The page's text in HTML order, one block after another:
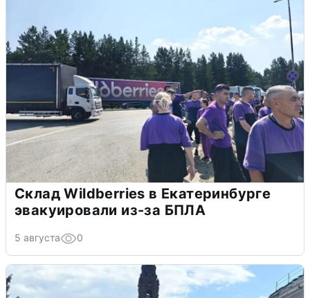
Склад Wildberries в Екатеринбурге
эвакуировали из-за БПЛА
5 августа 0